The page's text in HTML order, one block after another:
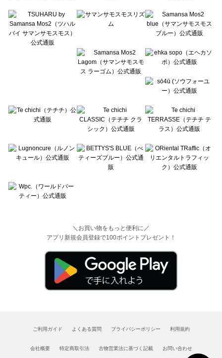
Lugnoncure（ルノンキュール）の一覧
BETTY'S BLUE（べティーズブルー）の一覧
Wpc.（ワールドパーティー）の一覧
＼お買い物をもっと便利に／
アプリ新規会員登録で100ポイントプレゼント！
ご利用ガイド よくある質問 プライバシーポリシー 利用規約
会社概要 特定商取引法 古物営業法に基づく記載 お問い合わせ